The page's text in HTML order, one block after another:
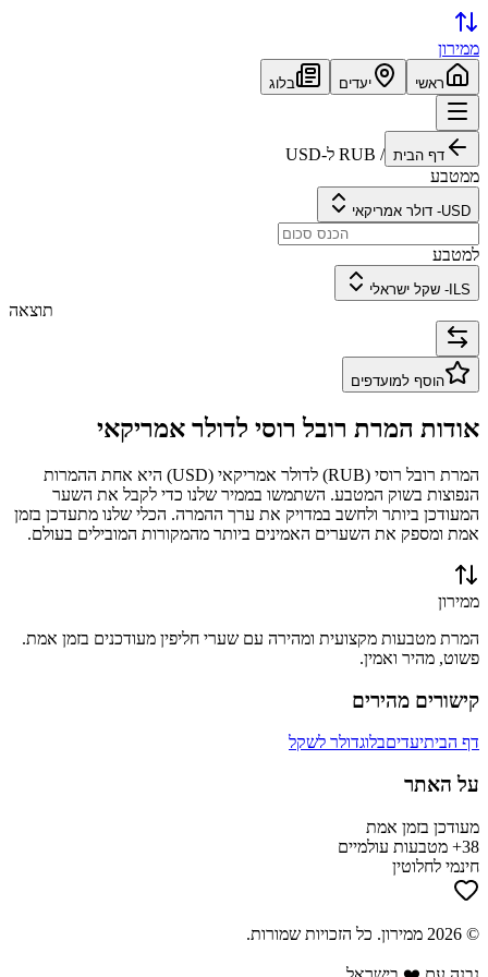
ממירון
ראשי יעדים בלוג
דף הבית /
RUB ל-USD
ממטבע
USD
- דולר אמריקאי
למטבע
ILS
- שקל ישראלי
תוצאה
הוסף למועדפים
אודות המרת רובל רוסי לדולר אמריקאי
המרת רובל רוסי (
RUB) לדולר אמריקאי (
USD) היא אחת ההמרות
הנפוצות בשוק המטבע. השתמשו בממיר שלנו כדי לקבל את השער
המעודכן ביותר ולחשב במדויק את ערך ההמרה. הכלי שלנו מתעדכן בזמן
אמת ומספק את השערים האמינים ביותר מהמקורות המובילים בעולם.
ממירון
המרת מטבעות מקצועית ומהירה עם שערי חליפין מעודכנים בזמן אמת.
פשוט, מהיר ואמין.
קישורים מהירים
דף הביתיעדיםבלוגדולר לשקל
על האתר
מעודכן בזמן אמת
38+ מטבעות עולמיים
חינמי לחלוטין
©
2026 ממירון. כל הזכויות שמורות.